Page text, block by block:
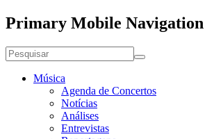
Primary Mobile Navigation
Música
Agenda de Concertos
Notícias
Análises
Entrevistas